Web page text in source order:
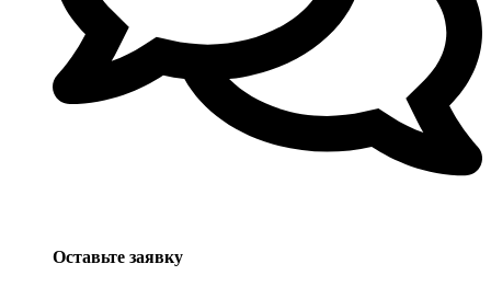
Оставьте заявку